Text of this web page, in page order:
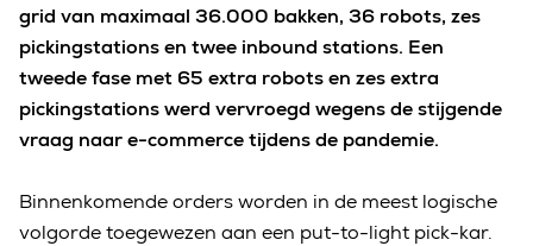
grid van maximaal 36.000 bakken, 36 robots, zes
pickingstations en twee inbound stations. Een
tweede fase met 65 extra robots en zes extra
pickingstations werd vervroegd wegens de stijgende
vraag naar e-commerce tijdens de pandemie.
Binnenkomende orders worden in de meest logische
volgorde toegewezen aan een put-to-light pick-kar.